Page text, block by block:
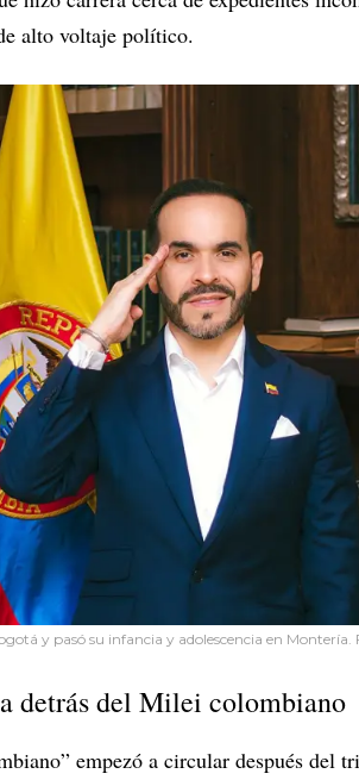
alto voltaje político.
y pasó su infancia y adolescencia en
detrás del Milei colombiano
empezó a circular después del